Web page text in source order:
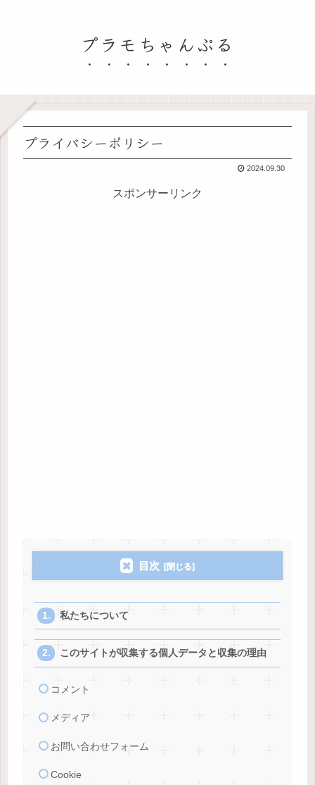
プラモちゃんぷる
プライバシーポリシー
2024.09.30
スポンサーリンク
目次
私たちについて
このサイトが収集する個人データと収集の理由
コメント
メディア
お問い合わせフォーム
Cookie